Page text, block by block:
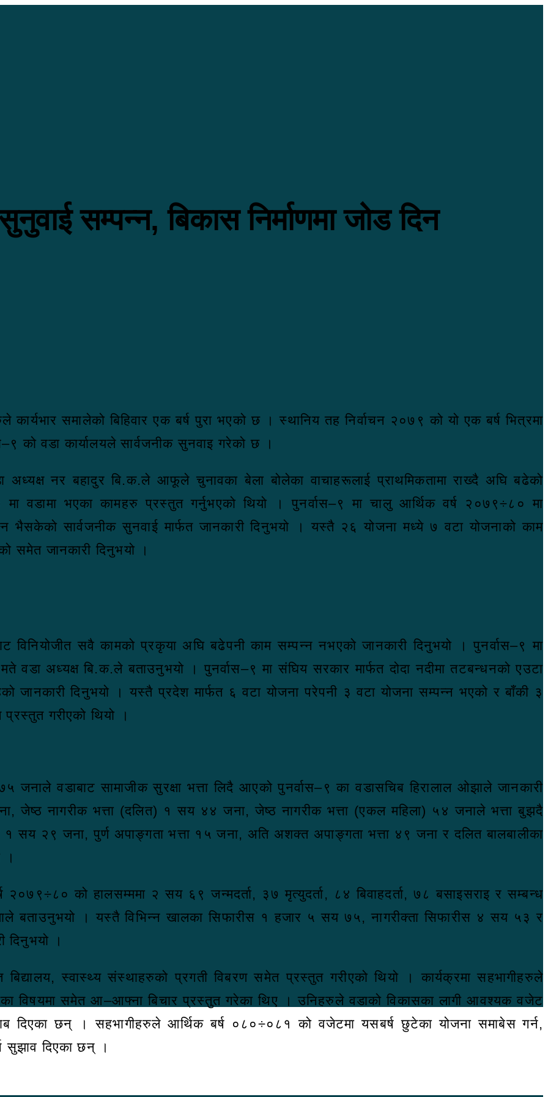
सम्पन्न, बिकास निर्माणमा जोड दिन
कार्यभार समालेको बिहिवार एक बर्ष पुरा भएको छ । स्थानिय तह निर्वाचन २०७९ को यो एक बर्ष भित्रमा
को वडा कार्यालयले सार्वजनीक सुनवाइ गरेको छ ।
अध्यक्ष नर बहादुर बि.क.ले आफूले चुनावका बेला बोलेका वाचाहरूलाई प्राथमिकतामा राख्दै अघि बढेको
वडामा भएका कामहरु प्रस्तुत गर्नुभएको थियो । पुनर्वास–९ मा चालु आर्थिक वर्ष २०७९÷८० मा
भैसकेको सार्वजनीक सुनवाई मार्फत जानकारी दिनुभयो । यस्तै २६ योजना मध्ये ७ वटा योजनाको काम
समेत जानकारी दिनुभयो ।
विनियोजीत सवै कामको प्रकृया अघि बढेपनी काम सम्पन्न नभएको जानकारी दिनुभयो । पुनर्वास–९ मा
वडा अध्यक्ष बि.क.ले बताउनुभयो । पुनर्वास–९ मा संघिय सरकार मार्फत दोदा नदीमा तटबन्धनको एउटा
जानकारी दिनुभयो । यस्तै प्रदेश मार्फत ६ वटा योजना परेपनी ३ वटा योजना सम्पन्न भएको र बाँकी ३
प्रस्तुत गरीएको थियो ।
वडाबाट सामाजीक सुरक्षा भत्ता लिदै आएको पुनर्वास–९ का वडासचिब हिरालाल ओझाले जानकारी
जेष्ठ नागरीक भत्ता (दलित) १ सय ४४ जना, जेष्ठ नागरीक भत्ता (एकल महिला) ५४ जनाले भत्ता बुझदै
सय २९ जना, पुर्ण अपाङ्गता भत्ता १५ जना, अति अशक्त अपाङ्गता भत्ता ४९ जना र दलित बालबालीका
।
२०७९÷८० को हालसम्ममा २ सय ६९ जन्मदर्ता, ३७ मृत्युदर्ता, ८४ बिवाहदर्ता, ७८ बसाइसराइ र सम्बन्ध
बताउनुभयो । यस्तै विभिन्न खालका सिफारीस १ हजार ५ सय ७५, नागरीक्ता सिफारीस ४ सय ५३ र
दिनुभयो ।
बिद्यालय, स्वास्थ्य संस्थाहरुको प्रगती विबरण समेत प्रस्तुत गरीएको थियो । कार्यक्रमा सहभागीहरुले
विषयमा समेत आ–आफ्ना बिचार प्रस्तुत गरेका थिए । उनिहरुले वडाको विकासका लागी आवश्यक वजेट
दिएका छन् । सहभागीहरुले आर्थिक बर्ष ०८०÷०८१ को वजेटमा यसबर्ष छुटेका योजना समाबेस गर्न,
सुझाव दिएका छन् ।